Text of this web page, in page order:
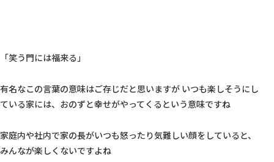
「笑う門には福来る」
有名なこの言葉の意味はご存じだと思いますが いつも楽しそうにし
ている家には、おのずと幸せがやってくるという意味ですね
家庭内や社内で家の長がいつも怒ったり気難しい顔をしていると、
みんなが楽しくないですよね